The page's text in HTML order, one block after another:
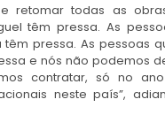
retomar todas as
têm pressa. As
têm pressa. As pessoas
e nós não podemos
contratar, só no
neste país”,